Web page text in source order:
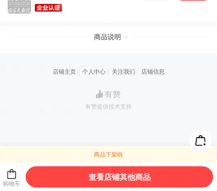
商品说明
商品下架啦
购物车
查看店铺其他商品
店铺主页 个人中心 关注我们 店铺信息
有赞提供技术支持